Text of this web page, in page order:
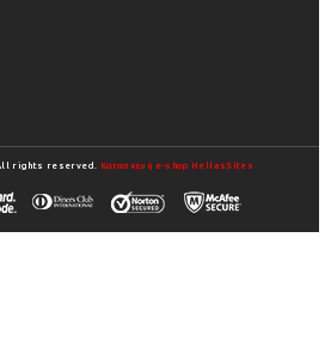
rights reserved. Κατασκευή e-shop HellasSites